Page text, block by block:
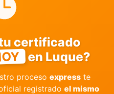
certificado
en Luque?
proceso express te
registrado el mismo